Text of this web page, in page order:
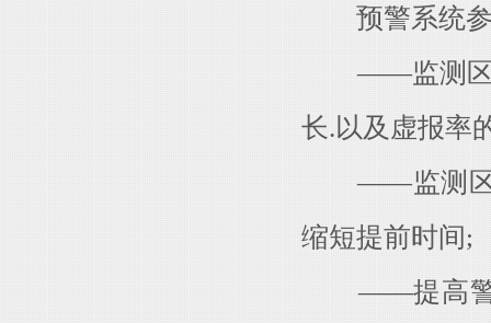
预警系统参
——监测区域
长.以及虚报率
——监测区城
缩短提前时间;
——提高警报